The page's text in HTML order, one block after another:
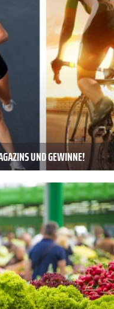
UND GEWINNE!